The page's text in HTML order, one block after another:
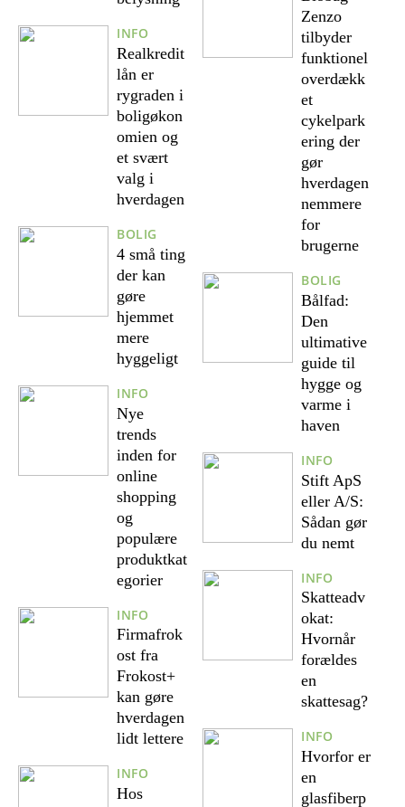
INFO
Realkredit
lån er
rygraden i
boligøkon
omien og
et svært
valg i
hverdagen
BOLIG
4 små ting
der kan
gøre
hjemmet
mere
hyggeligt
INFO
Nye
trends
inden for
online
shopping
og
populære
produktkat
egorier
INFO
Firmafrok
ost fra
Frokost+
kan gøre
hverdagen
lidt lettere
INFO
Hos
Zenzo
tilbyder
funktionel
overdækk
et
cykelpark
ering der
gør
hverdagen
nemmere
for
brugerne
BOLIG
Bålfad:
Den
ultimative
guide til
hygge og
varme i
haven
INFO
Stift ApS
eller A/S:
Sådan gør
du nemt
INFO
Skatteadv
okat:
Hvornår
forældes
en
skattesag?
INFO
Hvorfor er
en
glasfiberp